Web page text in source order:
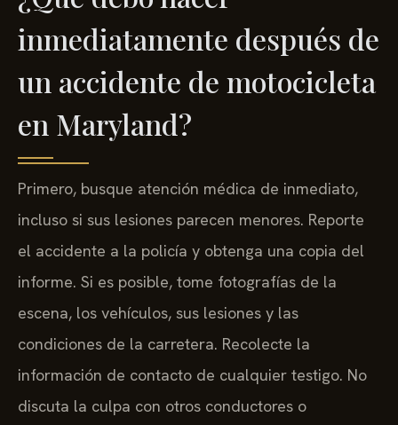
inmediatamente después de
un accidente de motocicleta
en Maryland?
Primero, busque atención médica de inmediato,
incluso si sus lesiones parecen menores. Reporte
el accidente a la policía y obtenga una copia del
informe. Si es posible, tome fotografías de la
escena, los vehículos, sus lesiones y las
condiciones de la carretera. Recolecte la
información de contacto de cualquier testigo. No
discuta la culpa con otros conductores o